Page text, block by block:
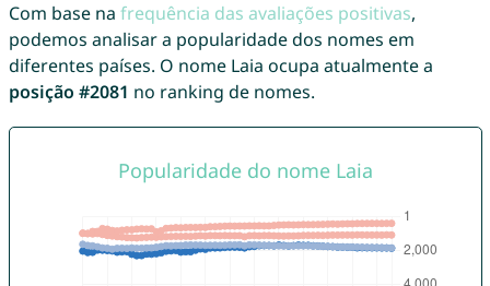
Com base na frequência das avaliações positivas,
podemos analisar a popularidade dos nomes em
diferentes países. O nome Laia ocupa atualmente a
posição #2081 no ranking de nomes.